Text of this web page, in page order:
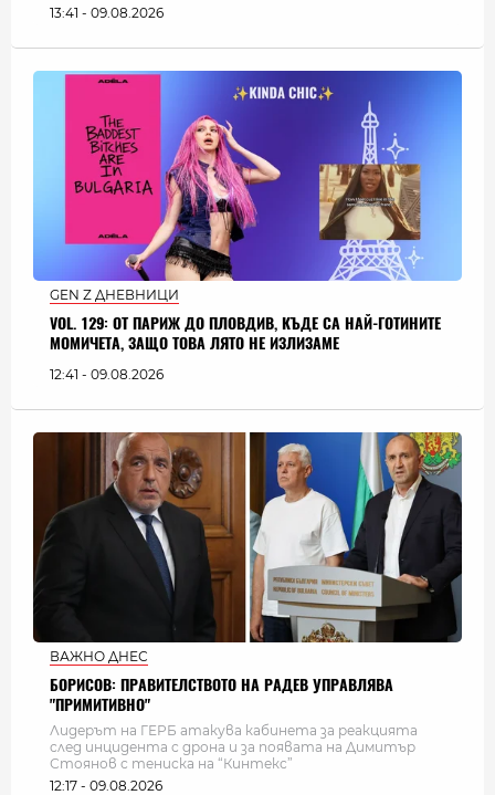
13:41 - 09.08.2026
GEN Z ДНЕВНИЦИ
VOL. 129: ОТ ПАРИЖ ДО ПЛОВДИВ, КЪДЕ СА НАЙ-ГОТИНИТЕ
МОМИЧЕТА, ЗАЩО ТОВА ЛЯТО НЕ ИЗЛИЗАМЕ
12:41 - 09.08.2026
ВАЖНО ДНЕС
БОРИСОВ: ПРАВИТЕЛСТВОТО НА РАДЕВ УПРАВЛЯВА
"ПРИМИТИВНО"
Лидерът на ГЕРБ атакува кабинета за реакцията
след инцидента с дрона и за появата на Димитър
Стоянов с тениска на “Кинтекс”
12:17 - 09.08.2026